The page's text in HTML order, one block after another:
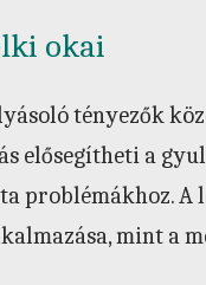
okai
tényezők
elősegítheti a
problémákhoz. A
mint a